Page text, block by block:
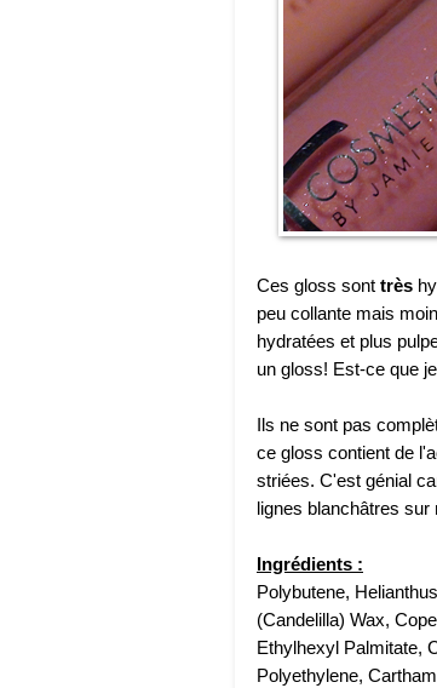
Ces gloss sont très
peu collante mais
hydratées et plus
un gloss! Est-ce que
Ils ne sont pas
ce gloss contient de
striées. C'est génial
lignes blanchâtres sur
Ingrédients :
Polybutene,
(Candelilla) Wax,
Ethylhexyl Palmitate,
Polyethylene,